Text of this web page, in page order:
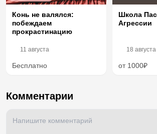
Конь не валялся:
побеждаем
прокрастинацию
11 августа
Бесплатно
Школа
Агрессии
18 августа
от 1000₽
Комментарии